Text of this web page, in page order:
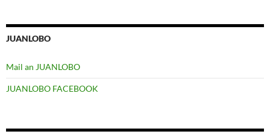
JUANLOBO
Mail an JUANLOBO
JUANLOBO FACEBOOK